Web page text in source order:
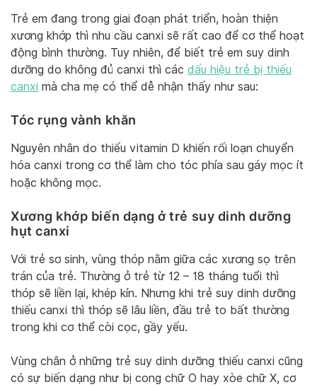
Trẻ em đang trong giai đoạn phát triển, hoàn thiện
xương khớp thì nhu cầu canxi sẽ rất cao để cơ thể hoạt
động bình thường. Tuy nhiên, để biết trẻ em suy dinh
dưỡng do không đủ canxi thì các dấu hiệu trẻ bị thiếu
canxi mà cha mẹ có thể dễ nhận thấy như sau:
Tóc rụng vành khăn
Nguyên nhân do thiếu vitamin D khiến rối loạn chuyển
hóa canxi trong cơ thể làm cho tóc phía sau gáy mọc ít
hoặc không mọc.
Xương khớp biến dạng ở trẻ suy dinh dưỡng
hụt canxi
Với trẻ sơ sinh, vùng thóp nằm giữa các xương sọ trên
trán của trẻ. Thường ở trẻ từ 12 – 18 tháng tuổi thì
thóp sẽ liền lại, khép kín. Nhưng khi trẻ suy dinh dưỡng
thiếu canxi thì thóp sẽ lâu liền, đầu trẻ to bất thường
trong khi cơ thể còi cọc, gầy yếu.
Vùng chân ở những trẻ suy dinh dưỡng thiếu canxi cũng
có sự biến dạng như bị cong chữ O hay xòe chữ X, cơ